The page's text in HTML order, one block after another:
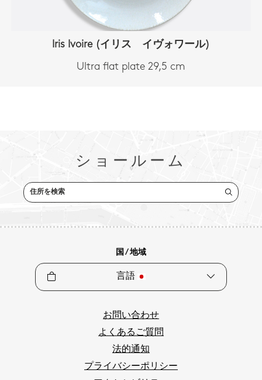
Iris Ivoire (イリス イヴォワール)
Ultra flat plate 29,5 cm
ショールーム
住所を検索
国 / 地域
言語
お問い合わせ
よくあるご質問
法的通知
プライバシーポリシー